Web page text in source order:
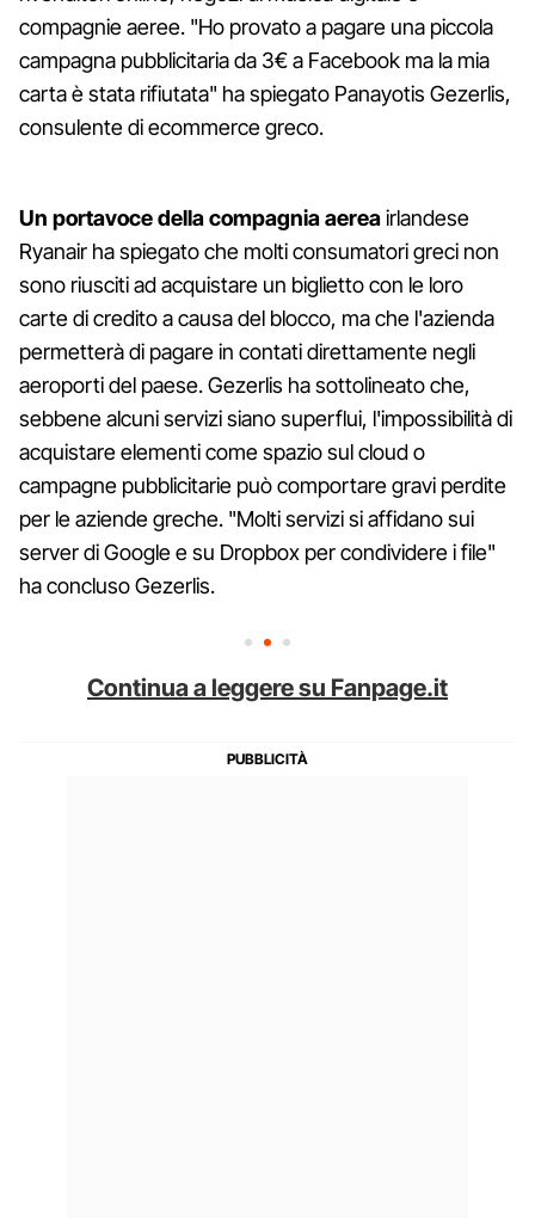
compagnie aeree. "Ho provato a pagare una piccola
campagna pubblicitaria da 3€ a Facebook ma la mia
carta è stata rifiutata" ha spiegato Panayotis Gezerlis,
consulente di ecommerce greco.
Un portavoce della compagnia aereairlandese
Ryanair ha spiegato che molti consumatori greci non
sono riusciti ad acquistare un biglietto con le loro
carte di credito a causa del blocco, ma che l'azienda
permetterà di pagare in contati direttamente negli
aeroporti del paese. Gezerlis ha sottolineato che,
sebbene alcuni servizi siano superflui, l'impossibilità di
acquistare elementi come spazio sul cloud o
campagne pubblicitarie può comportare gravi perdite
per le aziende greche. "Molti servizi si affidano sui
server di Google e su Dropbox per condividere i file"
ha concluso Gezerlis.
Continua a leggere su Fanpage.it